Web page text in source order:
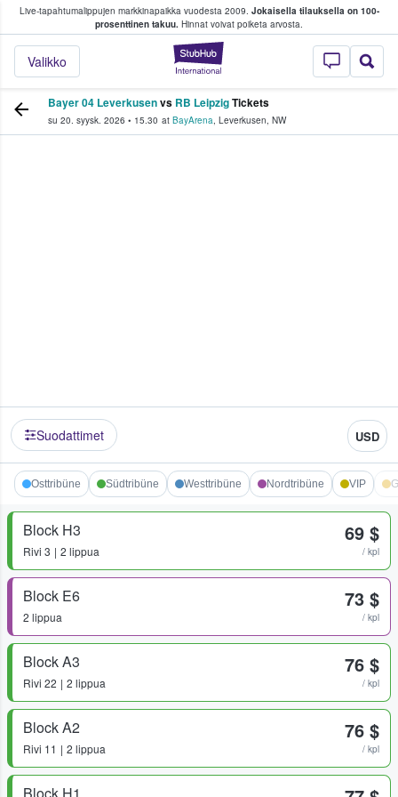
Live-tapahtumalippujen markkinapaikka vuodesta 2009. Jokaisella tilauksella on 100-
prosenttinen takuu. Hinnat voivat poiketa arvosta.
StubHub -
Valikko
fanit ostavat ja myyvät lippuja
Bayer 04 Leverkusenvs RB LeipzigTickets
su 20. syysk. 2026 • 15.30 at BayArena, Leverkusen, NW
Suodattimet USD
Osttribüne Südtribüne Westtribüne Nordtribüne VIP
Block H3
Rivi 3 2 lippua
69 $
/ kpl
Block E6
2 lippua
73 $
/ kpl
Block A3
Rivi 22 2 lippua
76 $
/ kpl
Block A2
Rivi 11 2 lippua
76 $
/ kpl